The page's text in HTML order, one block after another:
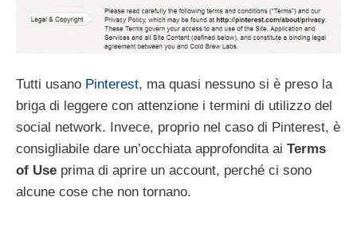
Tutti usano Pinterest, ma quasi nessuno si è preso la
briga di leggere con attenzione i termini di utilizzo del
social network. Invece, proprio nel caso di Pinterest, è
consigliabile dare un’occhiata approfondita ai Terms
of Use prima di aprire un account, perché ci sono
alcune cose che non tornano.